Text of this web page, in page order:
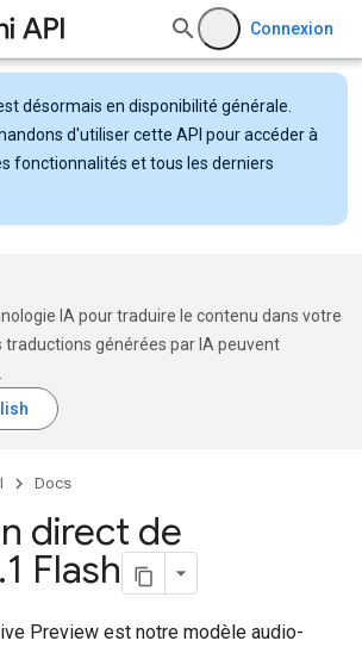
Connexion
désormais en disponibilité générale.
d'utiliser cette API pour accéder à
fonctionnalités et tous les derniers
IA pour traduire le contenu dans votre
traductions générées par IA peuvent
Docs
direct de
.1 Flash
Preview est notre modèle audio-